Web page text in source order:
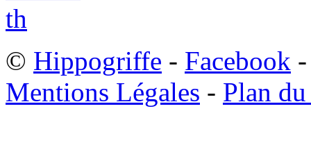
© Hippogriffe - Facebook
Mentions Légales - Plan